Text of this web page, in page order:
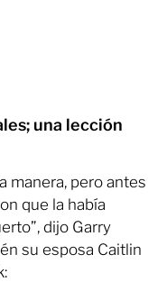
una lección
manera, pero antes
que la había
dijo Garry
su esposa Caitlin